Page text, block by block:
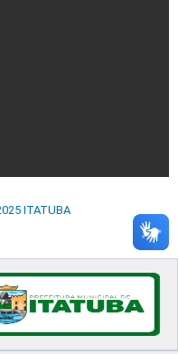
ITATUBA